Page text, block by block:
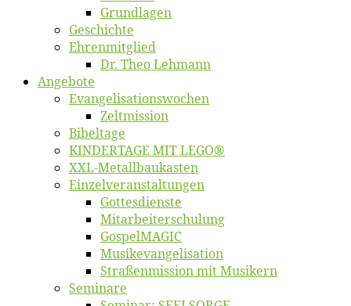
Grund­la­gen
Ge­schich­te
Eh­ren­mit­glied
Dr. Theo Lehmann
An­ge­bo­te
Evangelisa­tions­wo­chen
Zelt­mis­si­on
Bi­bel­ta­ge
KINDERTAGE MIT LEGO®
XXL-Me­­tal­l­­bau­­kas­­ten
Einzelver­an­stal­tungen
Got­tes­diens­te
Mitarbeiter­schulung
Gos­pel­MA­GIC
Musikevan­ge­li­sa­tion
Straßenmis­sion mit Musikern
Se­mi­na­re